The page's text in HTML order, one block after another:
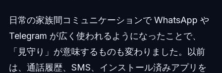
日常の家族間コミュニケーションで WhatsApp や
Telegram が広く使われるようになったことで、
「見守り」が意味するものも変わりました。以前
は、通話履歴、SMS、インストール済みアプリを